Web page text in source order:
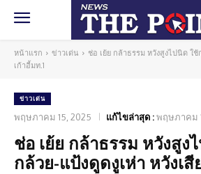
หน้าแรก ข่าวเด่น
ช่อ เย้ย กล้าธรรม หวังสูงไปนิด ใช้
เก้าอี้มท.1
ข่าวเด่น
พฤษภาคม 15, 2025 แก้ไขล่าสุด :พฤษภาคม
ช่อ เย้ย กล้าธรรม หวังสูง
กล้วย-แป้งดูดงูเห่า หวังเสี